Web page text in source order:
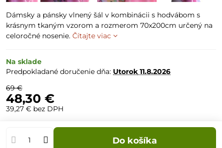
Dámsky a pánsky vlnený šál v kombinácii s hodvábom s
krásnym tkaným vzorom a rozmerom 70x200cm určený na
celoročné nosenie. Čítajte viac
Na sklade
Predpokladané doručenie dňa: Utorok 11.8.2026
69 €
48,30 €
39,27 € bez DPH
Do košíka